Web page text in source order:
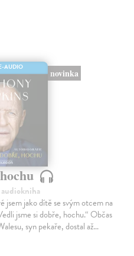
AUDIO
novinka
jako dítě se svým otcem na
jsme si dobře, hochu.“ Občas
syn pekaře, dostal až…